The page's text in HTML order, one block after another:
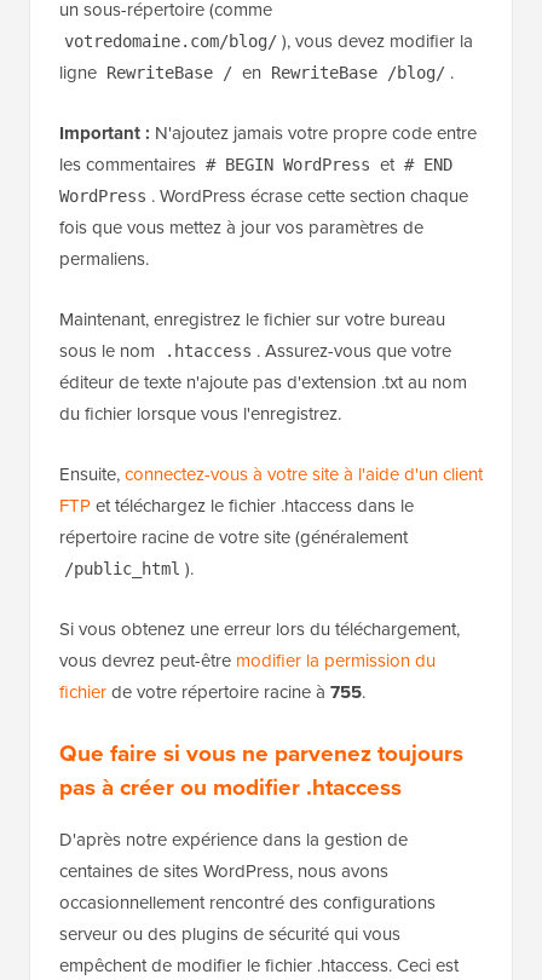
un sous-répertoire (comme
votredomaine.com/blog/ ), vous devez modifier la
ligne RewriteBase / en RewriteBase /blog/ .
Important : N'ajoutez jamais votre propre code entre
les commentaires # BEGIN WordPress et # END
WordPress . WordPress écrase cette section chaque
fois que vous mettez à jour vos paramètres de
permaliens.
Maintenant, enregistrez le fichier sur votre bureau
sous le nom
.htaccess . Assurez-vous que votre
éditeur de texte n'ajoute pas d'extension .txt au nom
du fichier lorsque vous l'enregistrez.
Ensuite,connectez-vous à votre site à l'aide d'un client
FTPet téléchargez le fichier .htaccess dans le
répertoire racine de votre site (généralement
/public_html ).
Si vous obtenez une erreur lors du téléchargement,
vous devrez peut-être modifier la permission du
fichierde votre répertoire racine à 755.
Que faire si vous ne parvenez toujours
pas à créer ou modifier .htaccess
D'après notre expérience dans la gestion de
centaines de sites WordPress, nous avons
occasionnellement rencontré des configurations
serveur ou des plugins de sécurité qui vous
empêchent de modifier le fichier .htaccess. Ceci est